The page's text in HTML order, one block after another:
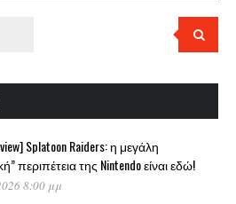
Splatoon Raiders: η μεγάλη
περιπέτεια της Nintendo είναι εδώ!
8:00 μμ